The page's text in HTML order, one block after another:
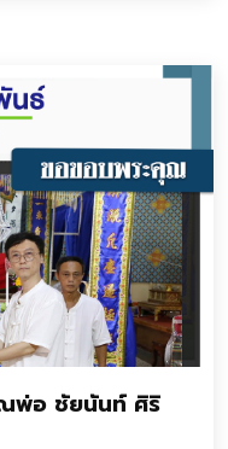
พ่อ ชัยนันท์ ศิริ